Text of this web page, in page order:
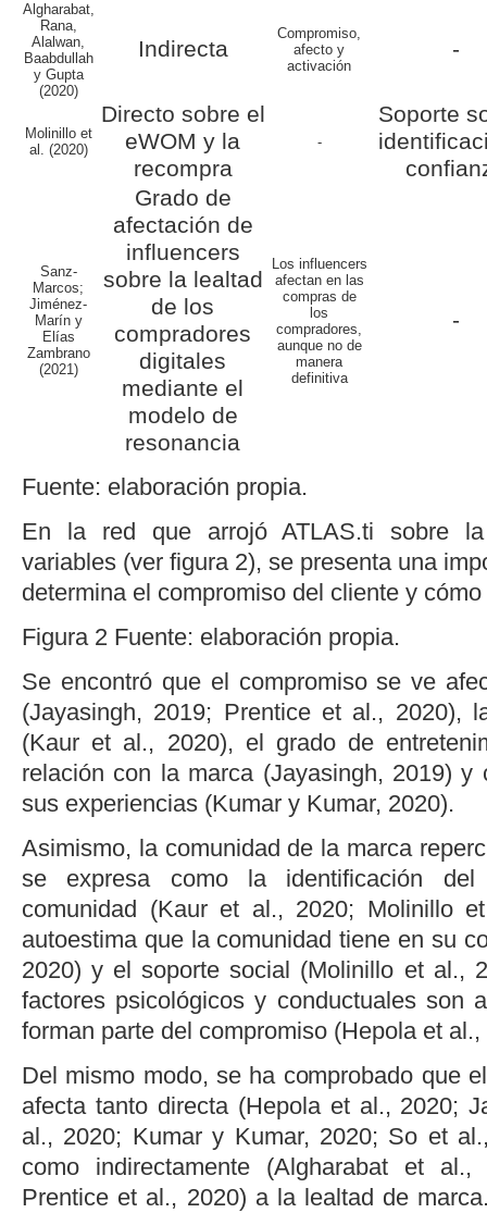
Algharabat,
Rana,
Alalwan,
Baabdullah
y Gupta
(2020)
Indirecta
Compromiso,
afecto y
activación
-
Molinillo et
al. (2020)
Directo sobre el
eWOM y la
recompra
-
Soporte
Sanz-
Marcos;
Jiménez-
Marín y
Elías
Zambrano
(2021)
Grado de
afectación de
influencers
sobre la lealtad
de los
compradores
digitales
mediante el
modelo de
resonancia
Los influencers
afectan en las
compras de
los
compradores,
aunque no de
manera
definitiva
-
Fuente: elaboración propia.
En la red que arrojó ATLAS.ti sobre
variables (ver figura 2), se presenta una
determina el compromiso del cliente y
Figura 2 Fuente: elaboración propia.
Se encontró que el compromiso se ve
(Jayasingh, 2019; Prentice et al ., 2020),
(Kaur et al ., 2020), el grado de
relación con la marca (Jayasingh, 2019) y
sus experiencias (Kumar y Kumar, 2020).
Asimismo, la comunidad de la marca
se expresa como la identificación del
comunidad (Kaur et al ., 2020; Molinillo
autoestima que la comunidad tiene en su
2020) y el soporte social (Molinillo et al .,
factores psicológicos y conductuales son
forman parte del compromiso (Hepola et al .,
Del mismo modo, se ha comprobado que
afecta tanto directa (Hepola et al ., 2020;
al ., 2020; Kumar y Kumar, 2020; So et al
como indirectamente (Algharabat et al .,
Prentice et al ., 2020) a la lealtad de